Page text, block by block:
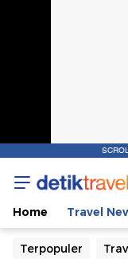
Home Travel
Terpopuler